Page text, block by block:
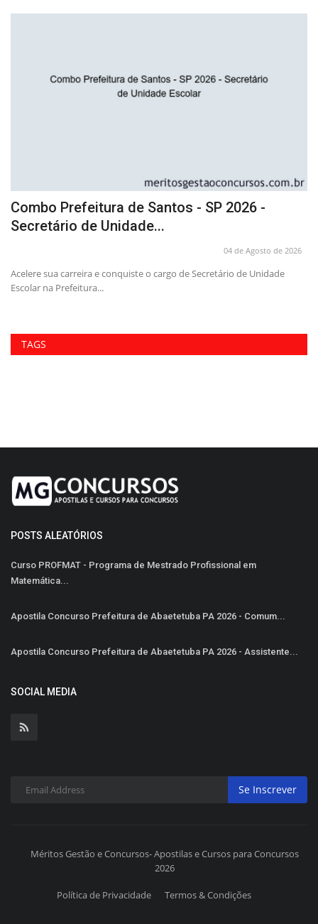
Combo Prefeitura de Santos - SP 2026 -
Secretário de Unidade...
04 de Agosto de 2026
Acelere sua carreira e conquiste o cargo de Secretário de Unidade
Escolar na Prefeitura...
TAGS
POSTS ALEATÓRIOS
Curso PROFMAT - Programa de Mestrado Profissional em
Matemática...
Apostila Concurso Prefeitura de Abaetetuba PA 2026 - Comum...
Apostila Concurso Prefeitura de Abaetetuba PA 2026 - Assistente...
SOCIAL MEDIA
Se Inscrever
Méritos Gestão e Concursos- Apostilas e Cursos para Concursos
2026
Política de Privacidade Termos & Condições